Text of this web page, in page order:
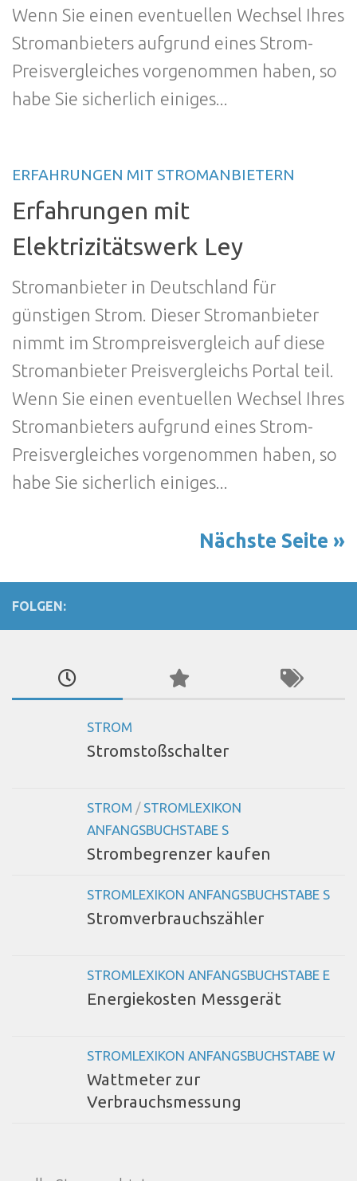
Wenn Sie einen eventuellen Wechsel Ihres
Stromanbieters aufgrund eines Strom-
Preisvergleiches vorgenommen haben, so
habe Sie sicherlich einiges...
ERFAHRUNGEN MIT STROMANBIETERN
Erfahrungen mit
Elektrizitätswerk Ley
Stromanbieter in Deutschland für
günstigen Strom. Dieser Stromanbieter
nimmt im Strompreisvergleich auf diese
Stromanbieter Preisvergleichs Portal teil.
Wenn Sie einen eventuellen Wechsel Ihres
Stromanbieters aufgrund eines Strom-
Preisvergleiches vorgenommen haben, so
habe Sie sicherlich einiges...
Nächste Seite »
FOLGEN:
STROM
Stromstoßschalter
STROM / STROMLEXIKON
ANFANGSBUCHSTABE S
Strombegrenzer kaufen
STROMLEXIKON ANFANGSBUCHSTABE S
Stromverbrauchszähler
STROMLEXIKON ANFANGSBUCHSTABE E
Energiekosten Messgerät
STROMLEXIKON ANFANGSBUCHSTABE W
Wattmeter zur
Verbrauchsmessung